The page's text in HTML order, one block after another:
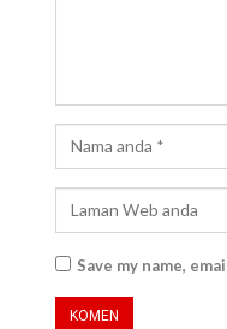
Save my name,